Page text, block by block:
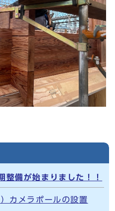
整備が始まりました！！
カメラポールの設置